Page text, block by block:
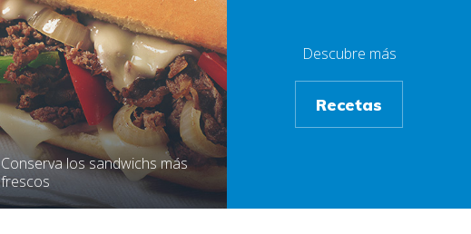
Conserva los sandwichs más
frescos
Descubre más
Recetas